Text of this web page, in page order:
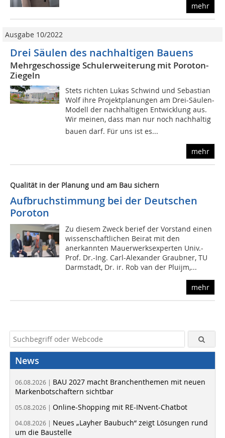
mehr
Ausgabe 10/2022
Drei Säulen des nachhaltigen Bauens
Mehrgeschossige Schulerweiterung mit Poroton-
Ziegeln
Stets richten Lukas Schwind und Sebastian
Wolf ihre Projektplanungen am Drei-Säulen-
Modell der nachhaltigen Entwicklung aus.
Wir meinen, dass man nur noch nachhaltig
bauen darf. Für uns ist es...
mehr
Qualität in der Planung und am Bau sichern
Aufbruchstimmung bei der Deutschen
Poroton
Zu diesem Zweck berief der Vorstand einen
wissenschaftlichen Beirat mit den
anerkannten Mauerwerksexperten Univ.-
Prof. Dr.-Ing. Carl-Alexander Graubner, TU
Darmstadt, Dr. ir. Rob van der Pluijm,...
mehr
News
06.08.2026 | BAU 2027 macht Branchenthemen mit neuen
Markenbotschaftern sichtbar
05.08.2026 | Online-Shopping mit RE-INvent-Chatbot
04.08.2026 | Neues „Layher Baubuch“ zeigt Lösungen rund
um die Baustelle